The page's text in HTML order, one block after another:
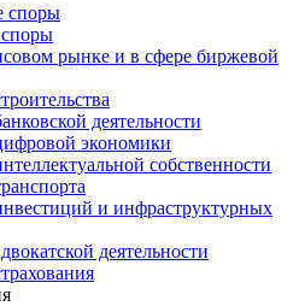
споры
рынке и в сфере биржевой
деятельности
экономики
собственности
и инфраструктурных
деятельности